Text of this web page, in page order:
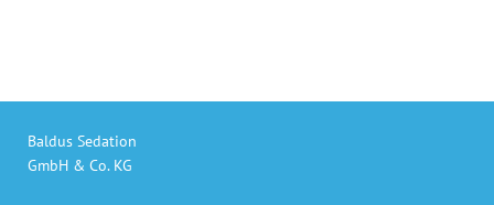
Baldus Sedation
GmbH & Co. KG